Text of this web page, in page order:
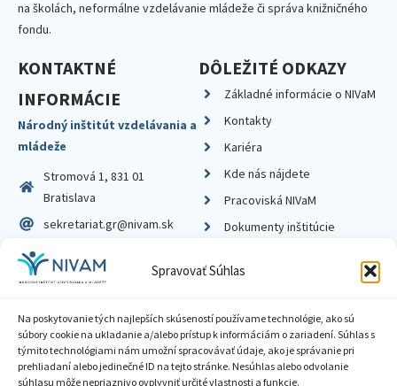
Spravovať Súhlas
Na poskytovanie tých najlepších skúseností používame technológie, ako sú
súbory cookie na ukladanie a/alebo prístup k informáciám o zariadení. Súhlas s
týmito technológiami nám umožní spracovávať údaje, ako je správanie pri
prehliadaní alebo jedinečné ID na tejto stránke. Nesúhlas alebo odvolanie
súhlasu môže nepriaznivo ovplyvniť určité vlastnosti a funkcie.
na školách, neformálne vzdelávanie mládeže či správa knižničného
fondu.
KONTAKTNÉ
INFORMÁCIE
Národný inštitút vzdelávania a
mládeže
Stromová 1, 831 01
Bratislava
sekretariat.gr@nivam.sk
IČO: 00164348
DIČ: 2020798714
DÔLEŽITÉ ODKAZY
Základné informácie o NIVaM
Kontakty
Kariéra
Kde nás nájdete
Pracoviská NIVaM
Dokumenty inštitúcie
Zásady ochrany súkromia